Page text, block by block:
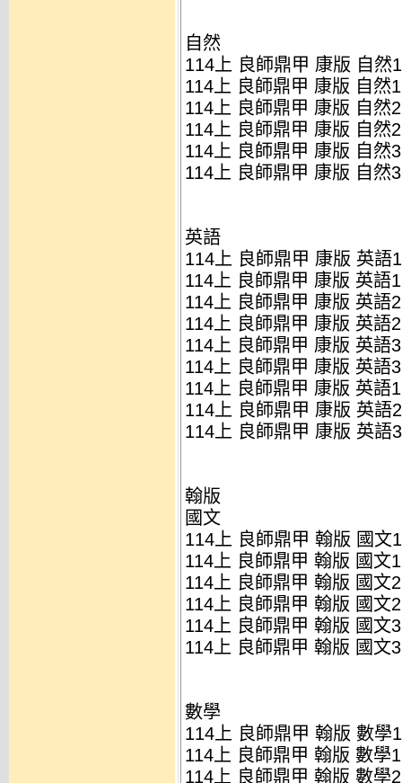
自然
114上 良師鼎甲 康版 自然
114上 良師鼎甲 康版 自然
114上 良師鼎甲 康版 自然
114上 良師鼎甲 康版 自然
114上 良師鼎甲 康版 自然
114上 良師鼎甲 康版 自然
英語
114上 良師鼎甲 康版 英語
114上 良師鼎甲 康版 英語
114上 良師鼎甲 康版 英語
114上 良師鼎甲 康版 英語
114上 良師鼎甲 康版 英語
114上 良師鼎甲 康版 英語
114上 良師鼎甲 康版 英語
114上 良師鼎甲 康版 英語
114上 良師鼎甲 康版 英語
翰版
國文
114上 良師鼎甲 翰版 國文
114上 良師鼎甲 翰版 國文
114上 良師鼎甲 翰版 國文
114上 良師鼎甲 翰版 國文
114上 良師鼎甲 翰版 國文
114上 良師鼎甲 翰版 國文
數學
114上 良師鼎甲 翰版 數學
114上 良師鼎甲 翰版 數學
114上 良師鼎甲 翰版 數學